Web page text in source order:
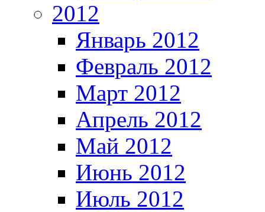
2012
Январь 2012
Февраль 2012
Март 2012
Апрель 2012
Май 2012
Июнь 2012
Июль 2012